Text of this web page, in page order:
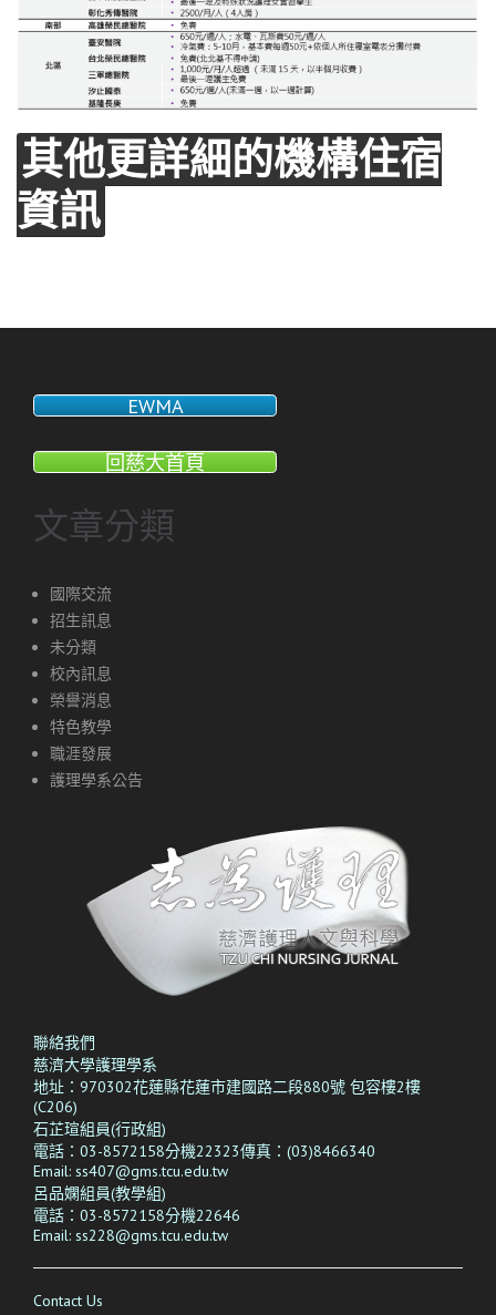
其他更詳細的機構住宿
資訊
EWMA
回慈大首頁
文章分類
國際交流
招生訊息
未分類
校內訊息
榮譽消息
特色教學
職涯發展
護理學系公告
聯絡我們
慈濟大學護理學系
地址：970302花蓮縣花蓮市建國路二段880號 包容樓2樓
(C206)
石芷瑄組員(行政組)
電話：03-8572158分機22323傳真：(03)8466340
Email: ss407@gms.tcu.edu.tw
呂品嫻組員(教學組)
電話：03-8572158分機22646
Email: ss228@gms.tcu.edu.tw
Contact Us